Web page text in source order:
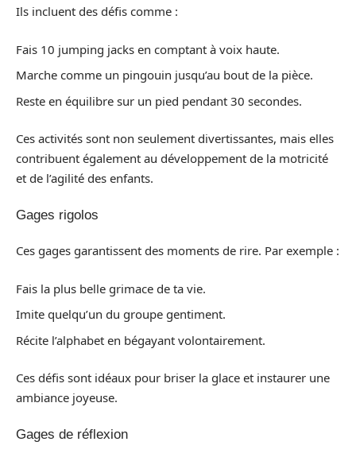
Ils incluent des défis comme :
Fais 10 jumping jacks en comptant à voix haute.
Marche comme un pingouin jusqu’au bout de la pièce.
Reste en équilibre sur un pied pendant 30 secondes.
Ces activités sont non seulement divertissantes, mais elles
contribuent également au développement de la motricité
et de l’agilité des enfants.
Gages rigolos
Ces gages garantissent des moments de rire. Par exemple :
Fais la plus belle grimace de ta vie.
Imite quelqu’un du groupe gentiment.
Récite l’alphabet en bégayant volontairement.
Ces défis sont idéaux pour briser la glace et instaurer une
ambiance joyeuse.
Gages de réflexion